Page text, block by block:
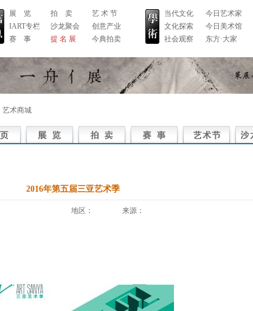
展 览
IART专栏
赛 事
拍 卖
沙龙聚会
提 名 展
艺 术 节
创意产业
今典拍卖
当代文化
文化探索
社会观察
今日艺术家
今日美术馆
东方·大家
艺术商城
2016年第五届三亚艺术季
地区： 来源：